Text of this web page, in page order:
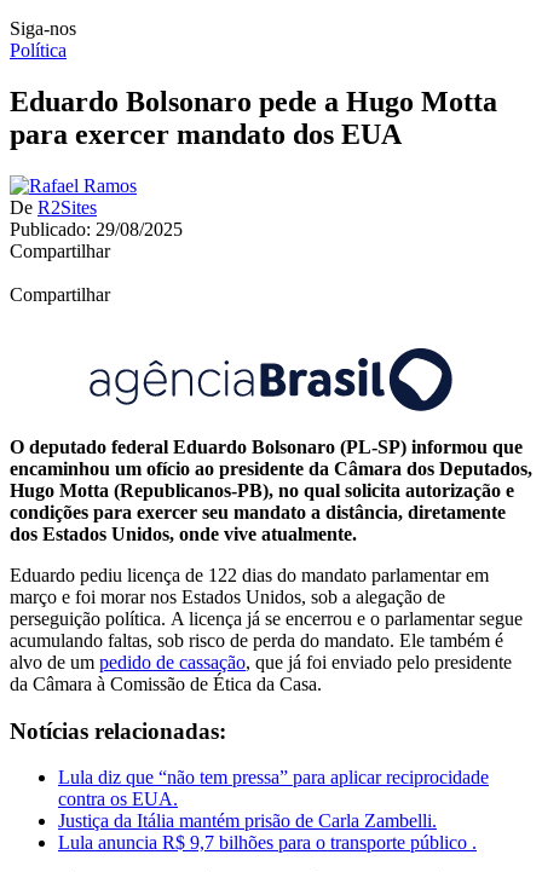
Siga-nos
Política
Eduardo Bolsonaro pede a Hugo Motta
para exercer mandato dos EUA
De R2Sites
Publicado: 29/08/2025
Compartilhar
Compartilhar
O deputado federal Eduardo Bolsonaro (PL-SP) informou que
encaminhou um ofício ao presidente da Câmara dos Deputados,
Hugo Motta (Republicanos-PB), no qual solicita autorização e
condições para exercer seu mandato a distância, diretamente
dos Estados Unidos, onde vive atualmente.
Eduardo pediu licença de 122 dias do mandato parlamentar em
março e foi morar nos Estados Unidos, sob a alegação de
perseguição política. A licença já se encerrou e o parlamentar segue
acumulando faltas, sob risco de perda do mandato. Ele também é
alvo de um pedido de cassação, que já foi enviado pelo presidente
da Câmara à Comissão de Ética da Casa.
Notícias relacionadas:
Lula diz que “não tem pressa” para aplicar reciprocidade
contra os EUA.
Justiça da Itália mantém prisão de Carla Zambelli.
Lula anuncia R$ 9,7 bilhões para o transporte público .